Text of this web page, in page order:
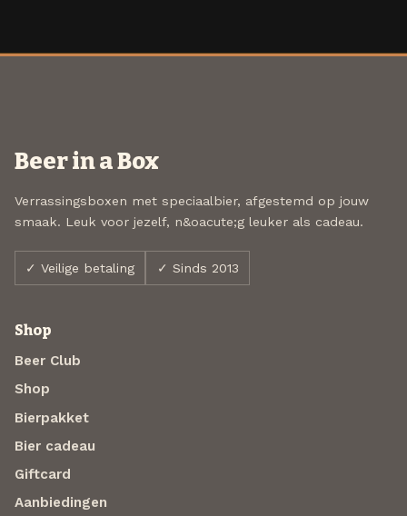
Beer in a Box
Verrassingsboxen met speciaalbier, afgestemd op jouw
smaak. Leuk voor jezelf, n&oacute;g leuker als cadeau.
✓ Veilige betaling ✓ Sinds 2013
Shop
Beer Club
Shop
Bierpakket
Bier cadeau
Giftcard
Aanbiedingen